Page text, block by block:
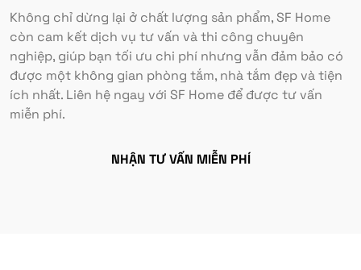
Không chỉ dừng lại ở chất lượng sản phẩm, SF Home
còn cam kết dịch vụ tư vấn và thi công chuyên
nghiệp, giúp bạn tối ưu chi phí nhưng vẫn đảm bảo có
được một không gian phòng tắm, nhà tắm đẹp và tiện
ích nhất. Liên hệ ngay với SF Home để được tư vấn
miễn phí.
NHẬN TƯ VẤN MIỄN PHÍ